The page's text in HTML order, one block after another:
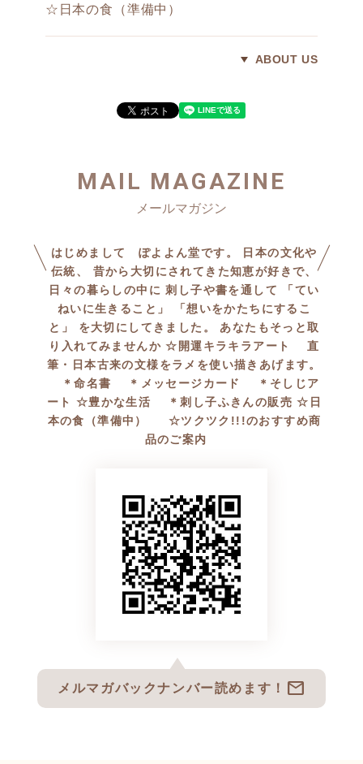
☆日本の食（準備中）
ABOUT US
MAIL MAGAZINE
はじめまして ぽよよん堂です。 日本の文化や
伝統、 昔から大切にされてきた知恵が好きで、
日々の暮らしの中に 刺し子や書を通して 「てい
ねいに生きること」 「想いをかたちにするこ
と」 を大切にしてきました。 あなたもそっと取
り入れてみませんか ☆開運キラキラアート 直
筆・日本古来の文様をラメを使い描きあげます。
＊命名書 ＊メッセージカード ＊そしじア
ート ☆豊かな生活 ＊刺し子ふきんの販売 ☆日
本の食（準備中） ☆ツクツク!!!のおすすめ商
品のご案内
メルマガバックナンバー読めます！ mail